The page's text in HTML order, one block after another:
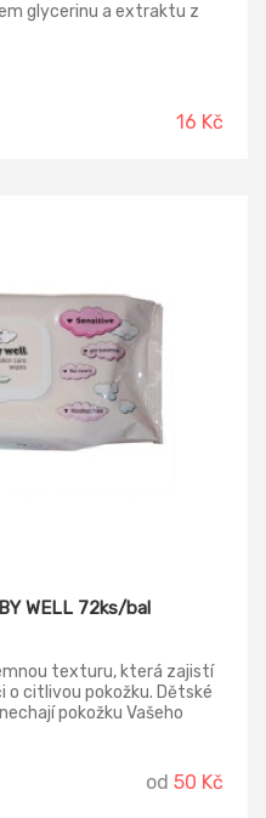
glycerinu a extraktu z
16 Kč
WELL 72ks/bal
texturu, která zajistí
o citlivou pokožku. Dětské
pokožku Vašeho
od 50 Kč